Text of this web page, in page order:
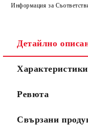
Информация за
Детайлно
Характеристики
Ревюта
Свързани